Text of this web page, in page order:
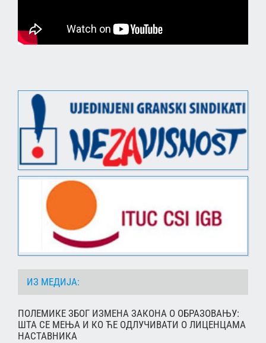
ИЗ МЕДИЈА:
ПОЛЕМИКЕ ЗБОГ ИЗМЕНА ЗАКОНА О ОБРАЗОВАЊУ:
ШТА СЕ МЕЊА И КО ЋЕ ОДЛУЧИВАТИ О ЛИЦЕНЦАМА
НАСТАВНИКА